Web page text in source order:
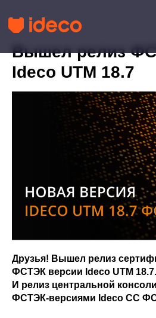
Вышел релиз
Ideco UTM 18.7
Друзья! Вышел релиз
ФСТЭК версии Ideco UTM 18.7.
И релиз центральной
ФСТЭК-версиями Ideco CC